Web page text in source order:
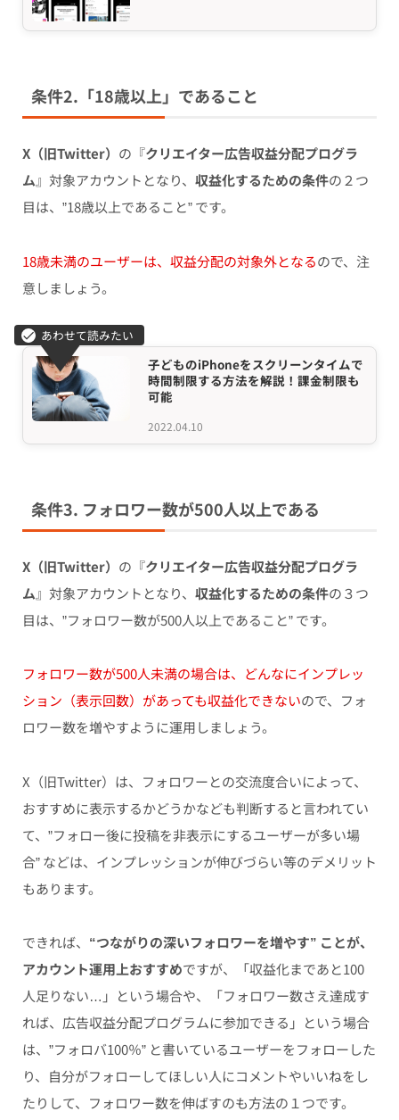
条件2.「18歳以上」であること
X（旧Twitter） の『クリエイター広告収益分配プログラ
ム』対象アカウントとなり、 収益化するための条件の２つ
目は、”18歳以上であること” です。
18歳未満のユーザーは、収益分配の対象外となるので、注
意しましょう。
2022.04.10
子どものiPhoneをスクリーンタイムで
時間制限する方法を解説！課金制限も
可能
条件3. フォロワー数が500人以上である
X（旧Twitter） の『クリエイター広告収益分配プログラ
ム』対象アカウントとなり、 収益化するための条件の３つ
目は、”フォロワー数が500人以上であること” です。
フォロワー数が500人未満の場合は、どんなにインプレッ
ション（表示回数）があっても収益化できないので、フォ
ロワー数を増やすように運用しましょう。
X（旧Twitter）は、フォロワーとの交流度合いによって、
おすすめに表示するかどうかなども判断すると言われてい
て、”フォロー後に投稿を非表示にするユーザーが多い場
合” などは、インプレッションが伸びづらい等のデメリット
もあります。
できれば、 “つながりの深いフォロワーを増やす” ことが、
アカウント運用上おすすめですが、「収益化まであと100
人足りない…」という場合や、「フォロワー数さえ達成す
れば、広告収益分配プログラムに参加できる」という場合
は、”フォロバ100％” と書いているユーザーをフォローした
り、自分がフォローしてほしい人にコメントやいいねをし
たりして、フォロワー数を伸ばすのも方法の１つです。